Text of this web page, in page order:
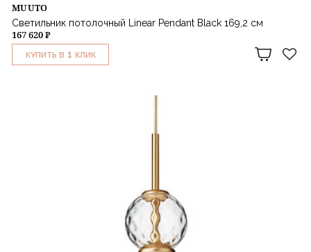
MUUTO
Светильник потолочный Linear Pendant Black 169,2 см
167 620 ₽
КУПИТЬ В 1 КЛИК